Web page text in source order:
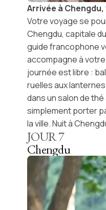
Arrivée à
Votre voyage se
Chengdu, capitale du
guide francophone
accompagne à
journée est libre :
ruelles aux
dans un salon de
simplement porter
la ville. Nuit à
JOUR7
Chengdu